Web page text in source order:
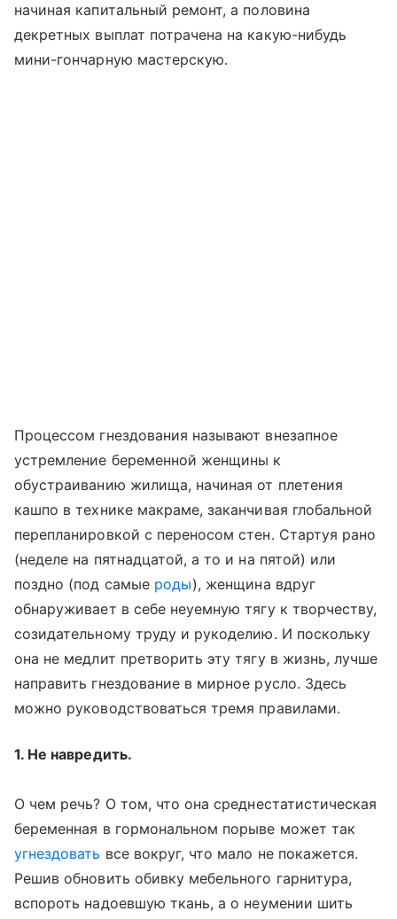
начиная капитальный ремонт, а половина
декретных выплат потрачена на какую-нибудь
мини-гончарную мастерскую.
Процессом гнездования называют внезапное
устремление беременной женщины к
обустраиванию жилища, начиная от плетения
кашпо в технике макраме, заканчивая глобальной
перепланировкой с переносом стен. Стартуя рано
(неделе на пятнадцатой, а то и на пятой) или
поздно (под самые роды), женщина вдруг
обнаруживает в себе неуемную тягу к творчеству,
созидательному труду и рукоделию. И поскольку
она не медлит претворить эту тягу в жизнь, лучше
направить гнездование в мирное русло. Здесь
можно руководствоваться тремя правилами.
1. Не навредить.
О чем речь? О том, что она среднестатистическая
беременная в гормональном порыве может так
угнездовать все вокруг, что мало не покажется.
Решив обновить обивку мебельного гарнитура,
вспороть надоевшую ткань, а о неумении шить